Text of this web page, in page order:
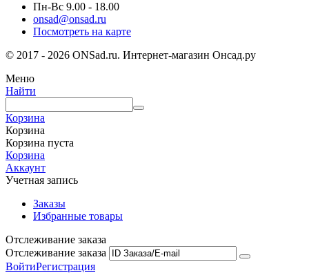
Пн-Вс 9.00 - 18.00
onsad@onsad.ru
Посмотреть на карте
© 2017 - 2026 ONSad.ru. Интернет-магазин Онсад.ру
Меню
Найти
Корзина
Корзина
Корзина пуста
Корзина
Аккаунт
Учетная запись
Заказы
Избранные товары
Отслеживание заказа
Отслеживание заказа
ВойтиРегистрация